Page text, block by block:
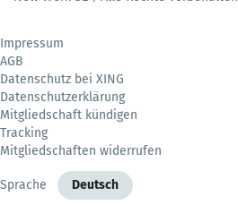
Impressum
AGB
Datenschutz bei XING
Datenschutzerklärung
Mitgliedschaft kündigen
Tracking
Mitgliedschaften widerrufen
Sprache Deutsch